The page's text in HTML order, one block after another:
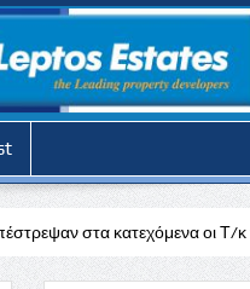
οι Τ/κ που συμμετείχαν